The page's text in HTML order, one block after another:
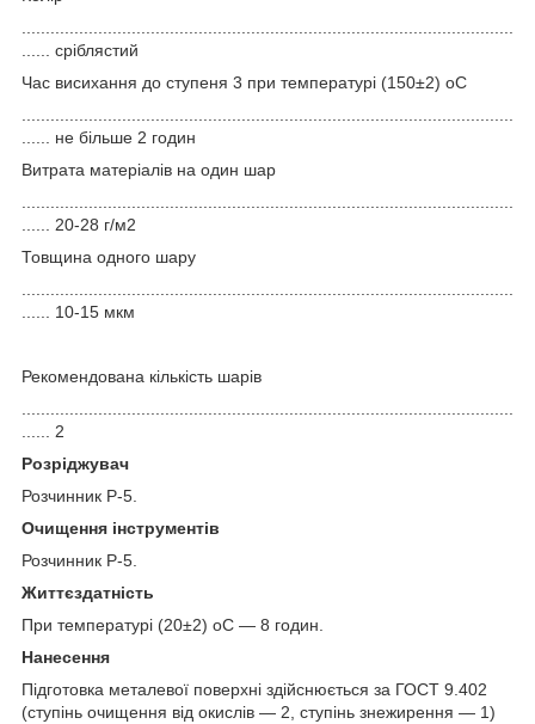
...... сріблястий
Час висихання до ступеня 3 при температурі (150±2) оС
...... не більше 2 годин
Витрата матеріалів на один шар
...... 20-28 г/м2
Товщина одного шару
...... 10-15 мкм
Рекомендована кількість шарів
...... 2
Розріджувач
Розчинник Р-5.
Очищення інструментів
Розчинник Р-5.
Життєздатність
При температурі (20±2) оС — 8 годин.
Нанесення
Підготовка металевої поверхні здійснюється за ГОСТ 9.402
(ступінь очищення від окислів — 2, ступінь знежирення — 1)